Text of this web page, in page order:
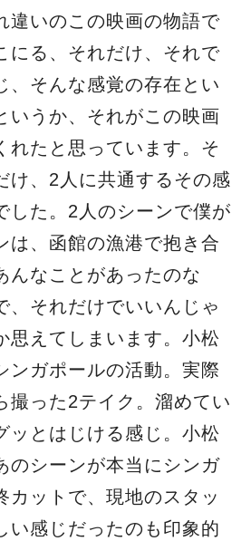
違いのこの映画の物語で
にる、それだけ、それで
、そんな感覚の存在とい
いうか、それがこの映画
れたと思っています。そ
け、2人に共通するその感
した。2人のシーンで僕が
は、函館の漁港で抱き合
んなことがあったのな
、それだけでいいんじゃ
思えてしまいます。小松
ンガポールの活動。実際
撮った2テイク。溜めてい
ッとはじける感じ。小松
のシーンが本当にシンガ
カットで、現地のスタッ
い感じだったのも印象的